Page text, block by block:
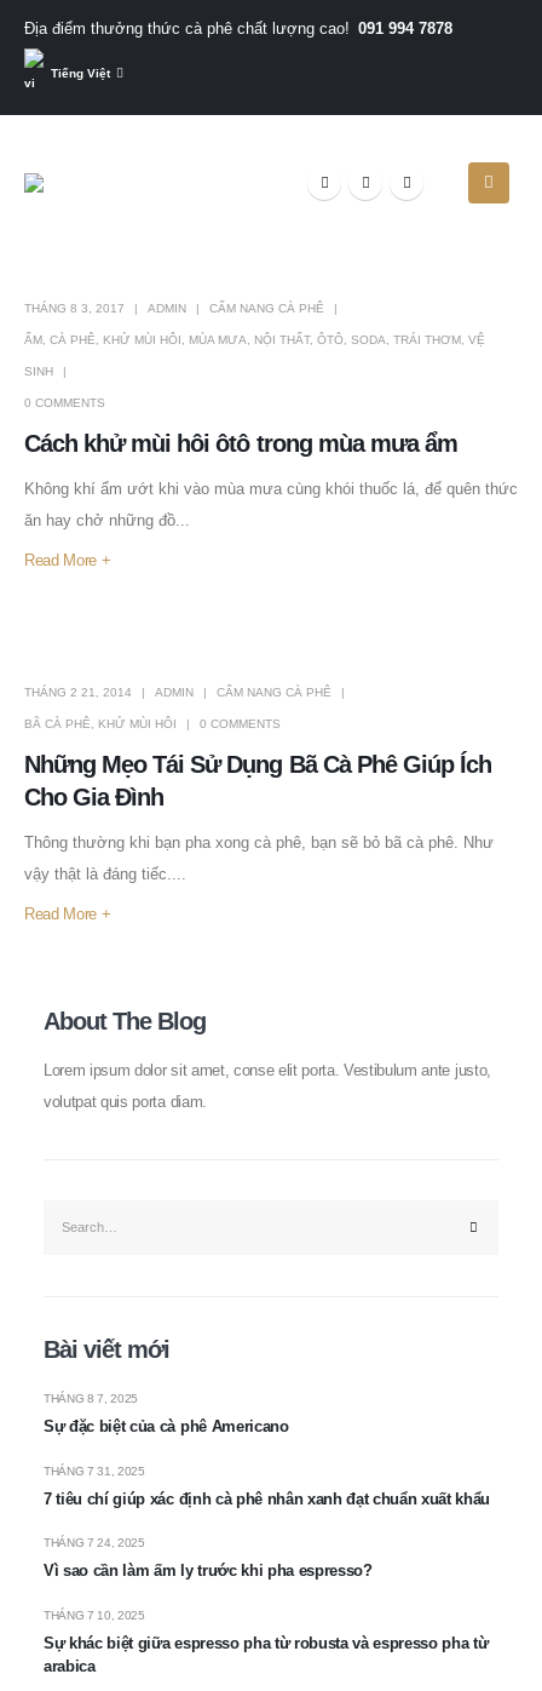
Địa điểm thưởng thức cà phê chất lượng cao! 091 994 7878
Tiếng Việt
Cách khử mùi hôi ôtô trong mùa mưa ẩm
THÁNG 8 3, 2017 ADMIN CẨM NANG CÀ PHÊ
ẨM CÀ PHÊ KHỬ MÙI HÔI MÙA MƯA NỘI THẤT, ÔTÔ SODA TRÁI THƠM VỆ
SINH
0 COMMENTS
Không khí ẩm ướt khi vào mùa mưa cùng khói thuốc lá, để quên thức
ăn hay chở những đồ...
Read More +
Những Mẹo Tái Sử Dụng Bã Cà Phê Giúp Ích
Cho Gia Đình
THÁNG 2 21, 2014 ADMIN CẨM NANG CÀ PHÊ
BÃ CÀ PHÊ KHỬ MÙI HÔI 0 COMMENTS
Thông thường khi bạn pha xong cà phê, bạn sẽ bỏ bã cà phê. Như
vậy thật là đáng tiếc....
Read More +
About The Blog
Lorem ipsum dolor sit amet, conse elit porta. Vestibulum ante justo,
volutpat quis porta diam.
Bài viết mới
Sự đặc biệt của cà phê Americano
THÁNG 8 7, 2025
7 tiêu chí giúp xác định cà phê nhân xanh đạt chuẩn xuất khẩu
THÁNG 7 31, 2025
Vì sao cần làm ấm ly trước khi pha espresso?
THÁNG 7 24, 2025
Sự khác biệt giữa espresso pha từ robusta và espresso pha từ
arabica
THÁNG 7 10, 2025